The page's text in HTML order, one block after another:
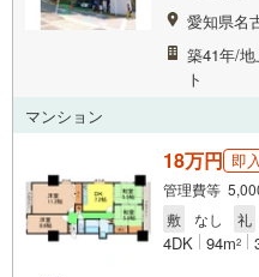
愛知県名
築41年/
ト
マンション
18万円 即
管理費等
敷
なし 礼
4DK 94m2